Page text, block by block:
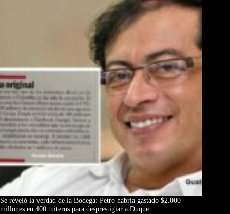
Se reveló la verdad de la Bodega: Petro habría gastado $2.000
millones en 400 tuiteros para desprestigiar a Duque